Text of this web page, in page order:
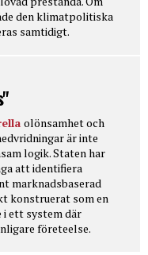
den klimatpolitiska
samtidigt.
olönsamhet och
är inte
logik. Staten har
att identifiera
marknadsbaserad
konstruerat som en
i ett system där
företeelse.